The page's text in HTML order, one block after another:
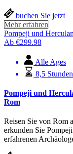
buchen Sie jetzt
Mehr erfahren
Pompeji und
Ab €299.98
Alle Ages
8,5 Stunden
Pompeji und
Rom
Reisen Sie von Rom
erkunden Sie
erfahrenen